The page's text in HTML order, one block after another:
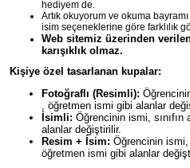
hediyem de.
Artık okuyorum ve okuma
isim seçeneklerine göre farklılık
Web sitemiz üzerinden
karışıklık olmaz.
Kişiye özel tasarlanan kupalar:
Fotoğraflı (Resimli):
, öğretmen ismi gibi alanlar
İsimli: Öğrencinin ismi, sınıfın
alanlar değiştirilir.
Resim + İsim: Öğrencinin ismi,
öğretmen ismi gibi alanlar